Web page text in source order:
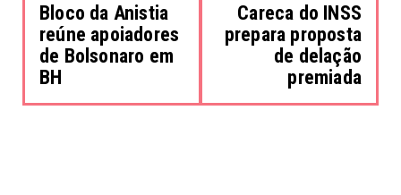
Bloco da Anistia
reúne apoiadores
de Bolsonaro em
BH
Careca do INSS
prepara proposta
de delação
premiada